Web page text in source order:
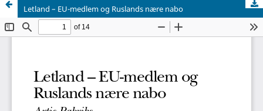
Letland – EU-medlem og Ruslands nære nabo